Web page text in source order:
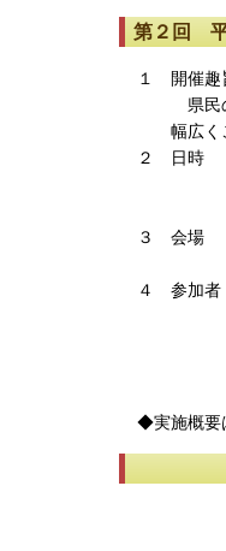
第２回 平
１ 開催趣
県民の暮
幅広くご
２ 日時
１３
１４
３
１階Ｐ
４ 参加者
○企業
（２）
常任
◆実施概要